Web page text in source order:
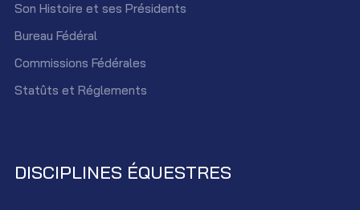
Son Histoire et ses Présidents
Bureau Fédéral
Commissions Fédérales
Statûts et Réglements
DISCIPLINES ÉQUESTRES